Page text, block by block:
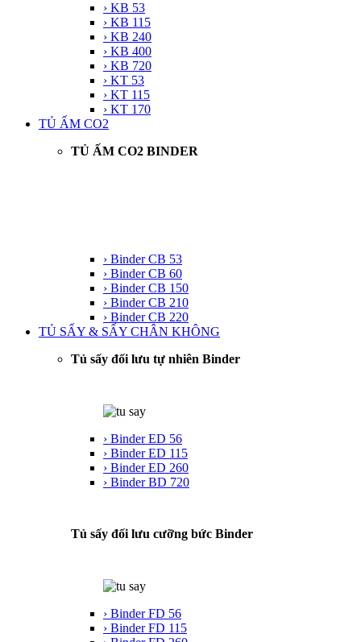
› KB 53
› KB 115
› KB 240
› KB 400
› KB 720
› KT 53
› KT 115
› KT 170
TỦ ẤM CO2
TỦ ẤM CO2 BINDER
› Binder CB 53
› Binder CB 60
› Binder CB 150
› Binder CB 210
› Binder CB 220
TỦ SẤY & SẤY CHÂN KHÔNG
Tủ sấy đối lưu tự nhiên Binder
› Binder ED 56
› Binder ED 115
› Binder ED 260
› Binder BD 720
Tủ sấy đối lưu cưỡng bức Binder
› Binder FD 56
› Binder FD 115